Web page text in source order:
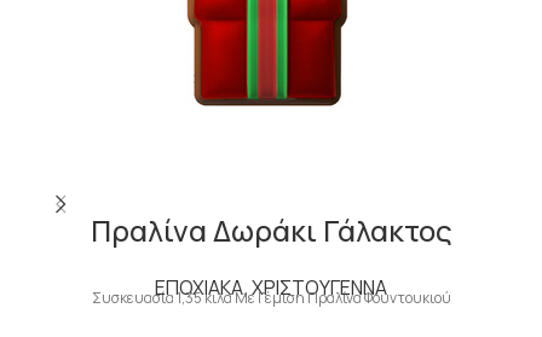
Πραλίνα Δωράκι Γάλακτος
ΕΠΟΧΙΑΚΑ,ΧΡΙΣΤΟΥΓΕΝΝΑ
Συσκευασία 1,35 κιλά Με Γέμιση Πραλίνα Φουντουκιού